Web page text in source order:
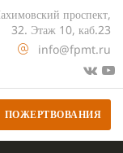
проспект,
32. Этаж 10, каб.23
info@fpmt.ru
ПОЖЕРТВОВАНИЯ